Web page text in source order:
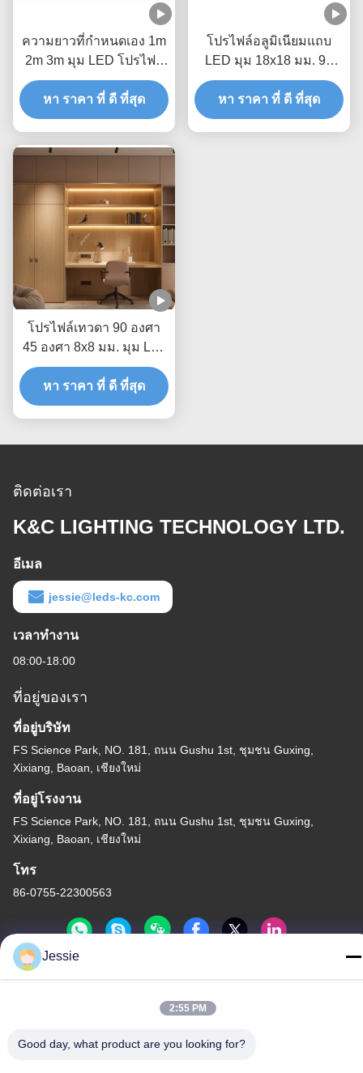
ความยาวที่กำหนดเอง 1m
2m 3m มุม LED โปรไฟล์
อลูมิเนียมสีเงินปิดภาค
เรียน
หา ราคา ที่ ดี ที่สุด
โปรไฟล์อลูมิเนียมแถบ
LED มุม 18x18 มม. 90
องศามุม LED อลูมิเนียม
โปรไฟล์ Aluminum
หา ราคา ที่ ดี ที่สุด
โปรไฟล์เทวดา 90 องศา
45 องศา 8x8 มม. มุม Led
Strip Profile
หา ราคา ที่ ดี ที่สุด
ติดต่อเรา
K&C LIGHTING TECHNOLOGY LTD.
อีเมล
jessie@leds-kc.com
เวลาทํางาน
08:00-18:00
ที่อยู่ของเรา
ที่อยู่บริษัท
FS Science Park, NO. 181, ถนน Gushu 1st, ชุมชน Guxing,
Xixiang, Baoan, เชียงใหม่
ที่อยู่โรงงาน
FS Science Park, NO. 181, ถนน Gushu 1st, ชุมชน Guxing,
Xixiang, Baoan, เชียงใหม่
โทร
86-0755-22300563
-2026 K&C LIGHTING TECHNOLOGY LTD. สิทธิทั้งหมดถูกเก็บไว้
Jessie
2:55 PM
Good day, what product are you looking for?